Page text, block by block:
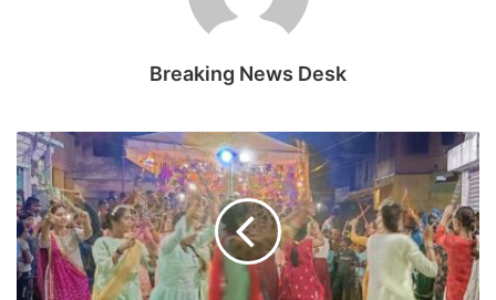
Breaking News Desk